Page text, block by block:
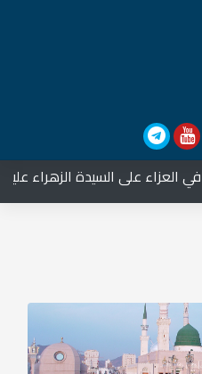
السيدة الزهراء عليها السلام